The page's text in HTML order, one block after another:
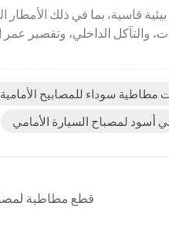
قاسية، بما في ذلك الأمطار
الداخلي، وتقصير عمر
سوداء للمصابيح الأمامية
أسود لمصباح السيارة الأمامي
قطع مطاطية